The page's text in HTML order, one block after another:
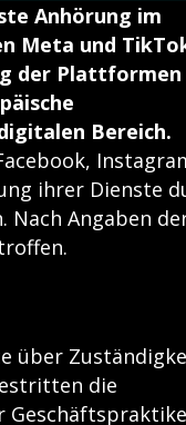
Anhörung im
Meta und
der Plattformen
Bereich.
ihrer Dienste
Nach Angaben
über
die